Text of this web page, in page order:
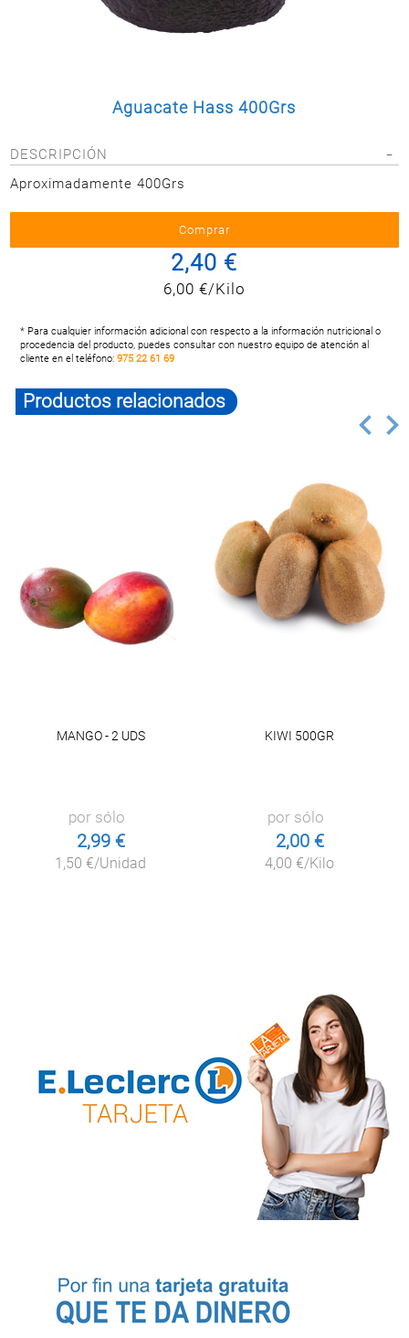
Postal
BAZAR
ELECTRO
Aguacate Hass 400Grs
DESCRIPCIÓN
Aproximadamente 400Grs
2,40 €
6,00 €/Kilo
* Para cualquier información adicional con respecto a la información nutricional o
procedencia del producto, puedes consultar con nuestro equipo de atención al
cliente en el teléfono:975 22 61 69
Productos relacionados
MANGO - 2 UDS
por sólo
2,99 €
1,50 €/Unidad
KIWI 500GR
por sólo
2,00 €
4,00 €/Kilo